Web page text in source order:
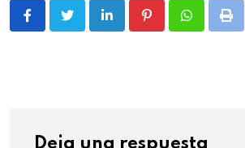
LinkedIn PinterestWhatsappPrint
Deja una respuesta